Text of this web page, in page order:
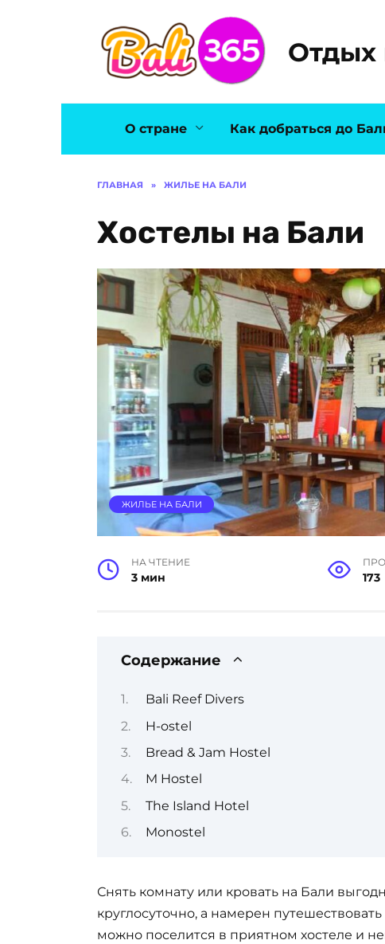
Отдых
О стране Как добраться до
ГЛАВНАЯ » ЖИЛЬЕ НА БАЛИ
Хостелы на Бали
ЖИЛЬЕ НА БАЛИ
НА ЧТЕНИЕ
3 мин 173
Содержание
Bali Reef Divers
H-ostel
Bread & Jam Hostel
M Hostel
The Island Hotel
Monostel
Снять комнату или кровать на Бали
круглосуточно, а намерен
можно поселится в приятном хостеле и